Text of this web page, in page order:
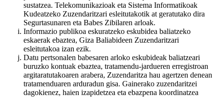
sustatzea. Telekomunikazioak eta Sistema Informatikoak
Kudeatzeko Zuzendaritzari esleitutakotik at geratutako dira
Segurtasunaren eta Babes Zibilaren arloak.
Informazio publikoa eskuratzeko eskubidea baliatzeko
eskaerak ebaztea, Giza Baliabideen Zuzendaritzari
esleitutakoa izan ezik.
Datu pertsonalen babesaren arloko eskubideak baliatzeari
buruzko kontuak ebaztea, tratamendu-jardueren erregistroan
argitaratutakoaren arabera, Zuzendaritza hau agertzen denean
tratamenduaren arduradun gisa. Gainerako zuzendaritzei
dagokienez, haien izapidetzea eta ebazpena koordinatzea